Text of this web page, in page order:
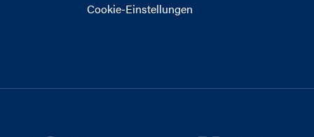
Cookie-Einstellungen